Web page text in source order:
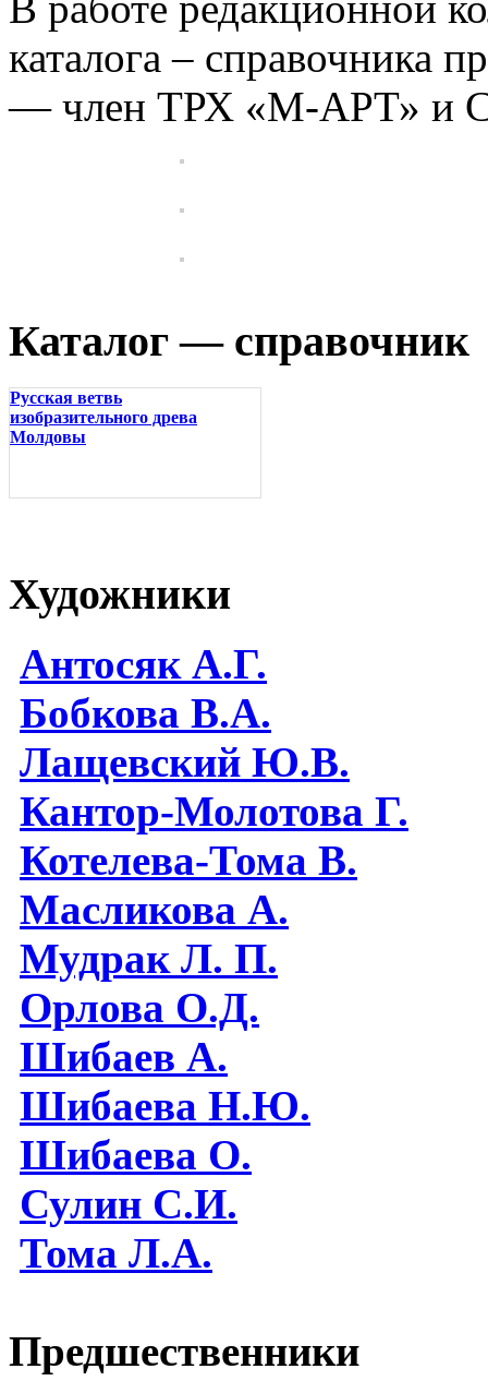
каталога – справочника
— член ТРХ «М-АРТ» и
Каталог — справочник
Русская ветвь
изобразительного древа
Молдовы
Художники
Антосяк А.Г.
Бобкова В.А.
Лащевский Ю.В.
Кантор-Молотова Г.
Котелева-Тома В.
Масликова А.
Мудрак Л. П.
Орлова О.Д.
Шибаев А.
Шибаева Н.Ю.
Шибаева O.
Сулин С.И.
Тома Л.А.
Предшественники